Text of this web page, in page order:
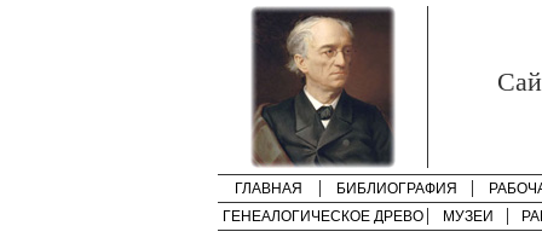
ГЛАВНАЯ БИБЛИОГРАФИЯ
ГЕНЕАЛОГИЧЕСКОЕ ДРЕВО
МУЗЕИ